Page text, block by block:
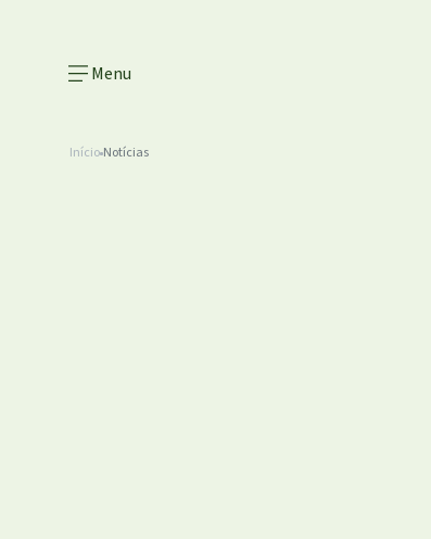
Menu
Início Notícias